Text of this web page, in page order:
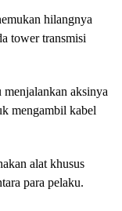
hilangnya
tower transmisi
aksinya
mengambil kabel
alat khusus
para pelaku.